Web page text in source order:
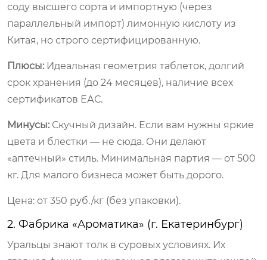
соду высшего сорта и импортную (через
параллельный импорт) лимонную кислоту из
Китая, но строго сертифицированную.
Плюсы: Идеальная геометрия таблеток, долгий
срок хранения (до 24 месяцев), наличие всех
сертификатов ЕАС.
Минусы: Скучный дизайн. Если вам нужны яркие
цвета и блестки — не сюда. Они делают
«аптечный» стиль. Минимальная партия — от 500
кг. Для малого бизнеса может быть дорого.
Цена: от 350 руб./кг (без упаковки).
2. Фабрика «Ароматика» (г. Екатеринбург)
Уральцы знают толк в суровых условиях. Их